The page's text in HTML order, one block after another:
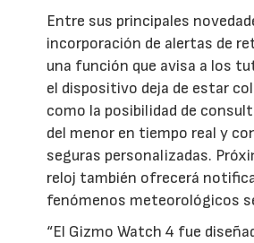
Entre sus principales
incorporación de alertas de
una función que avisa a los
el dispositivo deja de estar
como la posibilidad de
del menor en tiempo real y
seguras personalizadas.
reloj también ofrecerá
fenómenos meteorológicos
“El Gizmo Watch 4 fue